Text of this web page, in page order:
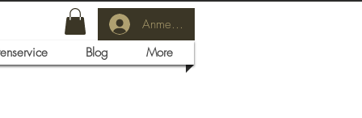
Anmelden
Blog More